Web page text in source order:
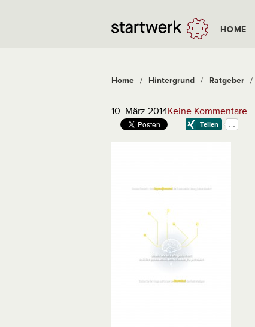
HOME
Home / Hintergrund / Ratgeber /
10. März 2014Keine Kommentare